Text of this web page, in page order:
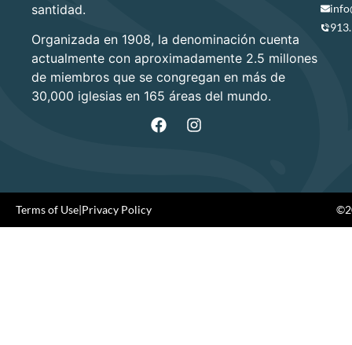
santidad.
Organizada en 1908, la denominación cuenta
actualmente con aproximadamente 2.5 millones
de miembros que se congregan en más de
30,000 iglesias en 165 áreas del mundo.
Terms of Use|Privacy Policy